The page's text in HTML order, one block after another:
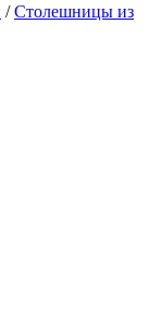
/Столешницы из